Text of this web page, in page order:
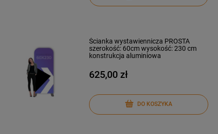
Ścianka wystawiennicza PROSTA
szerokość: 60cm wysokość: 230 cm
konstrukcja aluminiowa
625,00 zł
DO KOSZYKA